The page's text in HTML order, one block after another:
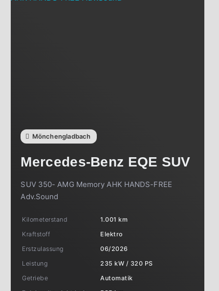
Mönchengladbach
Mercedes-Benz EQE SUV
SUV 350- AMG Memory AHK HANDS-FREE
Adv.Sound
Kilometerstand
1.001 km
Kraftstoff
Elektro
Erstzulassung
06/2026
Leistung
235 kW / 320 PS
Getriebe
Automatik